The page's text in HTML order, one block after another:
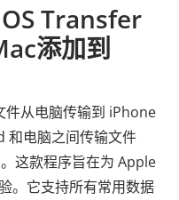
Transfer
添加到
件从电脑传输到 iPhone
电脑之间传输文件
。这款程序旨在为 Apple
。它支持所有常用数据